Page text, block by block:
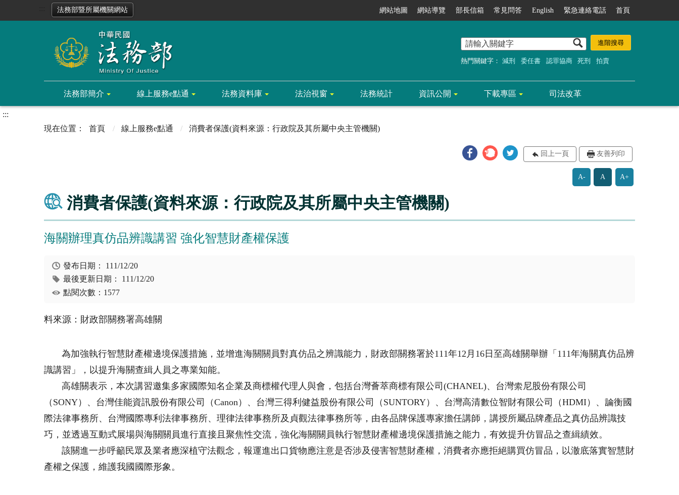
法務部暨所屬機關網站 網站地圖 網站導覽 部長信箱 常見問答 English 緊急連絡電話 首頁
熱門關鍵字： 減刑 委任書 認罪協商 死刑 拍賣
法務部簡介 線上服務e點通 法務資料庫 法治視窗 法務統計 資訊公開 下載專區 司法改革
:::
首頁
線上服務e點通 消費者保護(資料來源：行政院及其所屬中央主管機關)
回上一頁 友善列印
A- A A+
消費者保護(資料來源：行政院及其所屬中央主管機關)
海關辦理真仿品辨識講習 強化智慧財產權保護
發布日期： 111/12/20
最後更新日期： 111/12/20
點閱次數：1577
料來源：財政部關務署高雄關
為加強執行智慧財產權邊境保護措施，並增進海關關員對真仿品之辨識能力，財政部關務署於111年12月16日至高雄關舉辦「111年海關真仿品辨
識講習」，以提升海關查緝人員之專業知能。
高雄關表示，本次講習邀集多家國際知名企業及商標權代理人與會，包括台灣薈萃商標有限公司(CHANEL)、台灣索尼股份有限公司
（SONY）、台灣佳能資訊股份有限公司（Canon）、台灣三得利健益股份有限公司（SUNTORY）、台灣高清數位智財有限公司（HDMI）、論衡國
際法律事務所、台灣國際專利法律事務所、理律法律事務所及貞觀法律事務所等，由各品牌保護專家擔任講師，講授所屬品牌產品之真仿品辨識技
巧，並透過互動式展場與海關關員進行直接且聚焦性交流，強化海關關員執行智慧財產權邊境保護措施之能力，有效提升仿冒品之查緝績效。
該關進一步呼籲民眾及業者應深植守法觀念，報運進出口貨物應注意是否涉及侵害智慧財產權，消費者亦應拒絕購買仿冒品，以澈底落實智慧財
產權之保護，維護我國國際形象。